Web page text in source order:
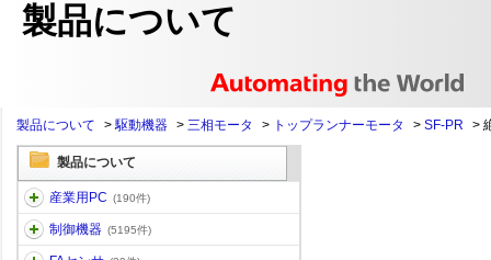
製品について
製品について >駆動機器 > 三相モータ > トップランナーモータ > SF-PR >
製品について
産業用PC (190件)
制御機器 (5195件)